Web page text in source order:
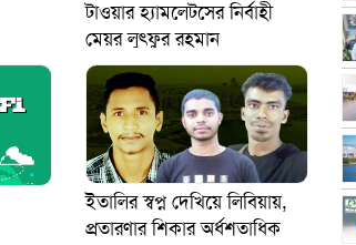
টাওয়ার হ্যামলেটসের নির্বাহী
মেয়র লুৎফুর রহমান
ইতালির স্বপ্ন দেখিয়ে লিবিয়ায়,
প্রতারণার শিকার অর্ধশতাধিক